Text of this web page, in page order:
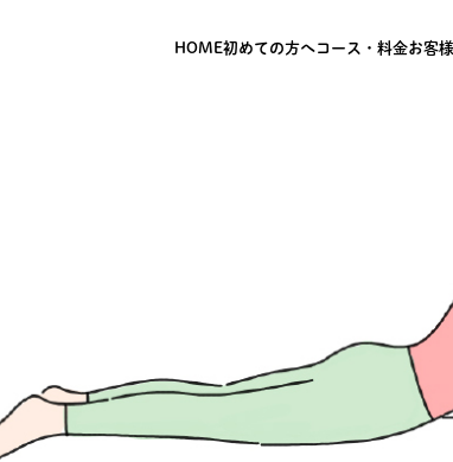
HOME初めての方へコース・料金お客